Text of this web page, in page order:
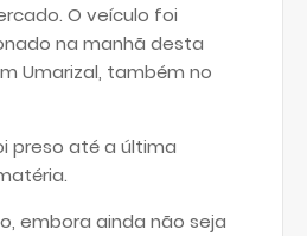
O veículo foi
na manhã desta
Umarizal, também no
preso até a última
embora ainda não seja